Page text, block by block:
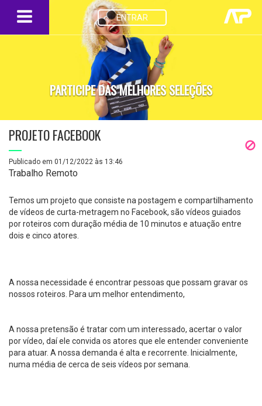
ENTRAR
PARTICIPE DAS MELHORES SELEÇÕES
PROJETO FACEBOOK
Publicado em 01/12/2022 às 13:46
Trabalho Remoto
Temos um projeto que consiste na postagem e compartilhamento
de vídeos de curta-metragem no Facebook, são vídeos guiados
por roteiros com duração média de 10 minutos e atuação entre
dois e cinco atores.
A nossa necessidade é encontrar pessoas que possam gravar os
nossos roteiros. Para um melhor entendimento,
A nossa pretensão é tratar com um interessado, acertar o valor
por vídeo, daí ele convida os atores que ele entender conveniente
para atuar. A nossa demanda é alta e recorrente. Inicialmente,
numa média de cerca de seis vídeos por semana.